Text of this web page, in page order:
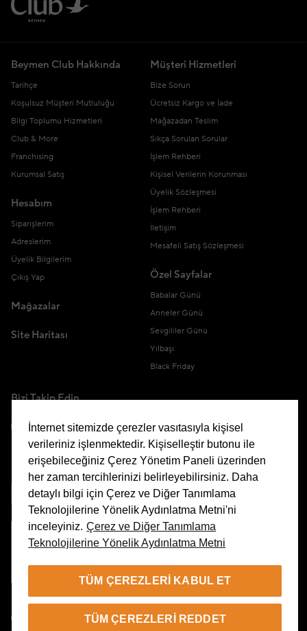
Beymen Club Hakkında
Tarihçe
Koşulsuz Müşteri Mutluluğu
Bilgi Toplumu Hizmetleri
Club & More
Franchising
Kurumsal Satış
Hesabım
Siparişlerim
Adreslerim
Üyelik Bilgilerim
Çıkış Yap
Mağazalar
Site Haritası
Müşteri Hizmetleri
Bize Sorun
Ücretsiz Kargo ve İade
Mağazadan Teslim
Sıkça Sorulan Sorular
İşlem Rehberi
Kişisel Verilerin Korunması
Üyelik Sözleşmesi
İşlem Rehberi
İletişim
Mesafeli Satış Sözleşmesi
Özel Sayfalar
Babalar Günü
Anneler Günü
Sevgililer Günü
Yılbaşı
Black Friday
Bizi Takip Edin
Uygulamamızı İndirin
İnternet sitemizde çerezler vasıtasıyla kişisel
verileriniz işlenmektedir. Kişiselleştir butonu ile
erişebileceğiniz Çerez Yönetim Paneli üzerinden
her zaman tercihlerinizi belirleyebilirsiniz. Daha
detaylı bilgi için Çerez ve Diğer Tanımlama
Teknolojilerine Yönelik Aydınlatma Metni'ni
inceleyiniz. Çerez ve Diğer Tanımlama
Teknolojilerine Yönelik Aydınlatma Metni
TÜM ÇEREZLERI KABUL ET
TÜM ÇEREZLERI REDDET